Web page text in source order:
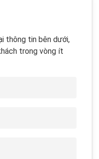
thông tin bên dưới,
trong vòng ít